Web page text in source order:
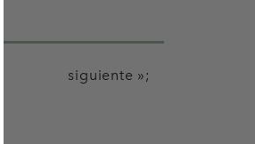
siguiente »;